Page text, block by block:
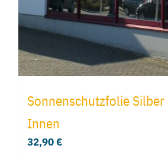
der
Produktseite
Sonnenschutzfolie
Innen
32,90€